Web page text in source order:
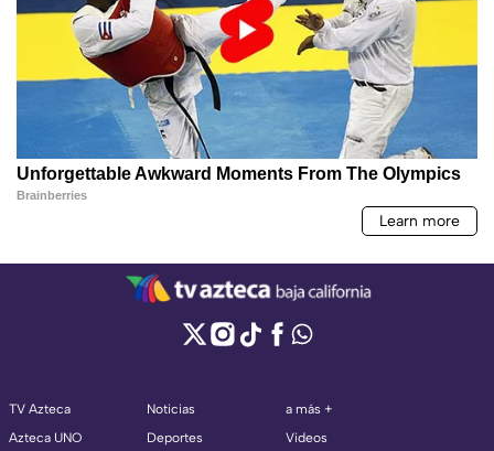
TV Azteca
Azteca UNO
Noticias
Deportes
a más +
Videos